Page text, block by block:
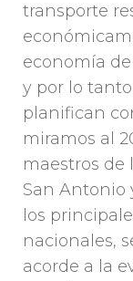
transporte
economía
y por lo
planifican
miramos al
maestros de
San Antonio
los
nacionales,
acorde a la